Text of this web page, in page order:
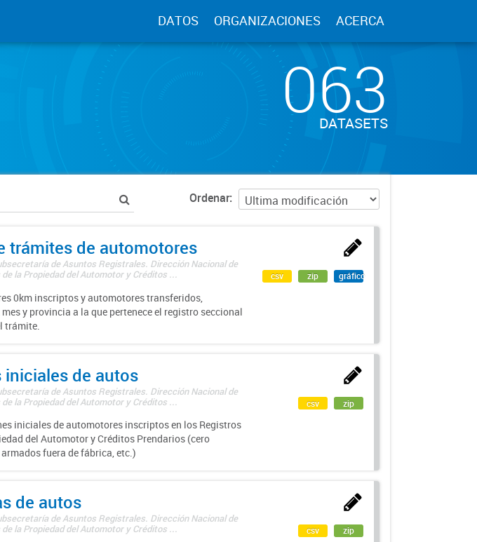
DATOS ORGANIZACIONES ACERCA
063
DATASETS
Ordenar
trámites de automotores
de Asuntos Registrales. Dirección Nacional de
la Propiedad del Automotor y Créditos ...
0km inscriptos y automotores transferidos,
y provincia a la que pertenece el registro seccional
trámite.
csv zip gráfico
de autos
de Asuntos Registrales. Dirección Nacional de
la Propiedad del Automotor y Créditos ...
iniciales de automotores inscriptos en los Registros
del Automotor y Créditos Prendarios (cero
fuera de fábrica, etc.)
csv zip
de autos
de Asuntos Registrales. Dirección Nacional de
la Propiedad del Automotor y Créditos ...
csv zip